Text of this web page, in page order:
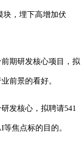
块，埋下高增加伏
期研发核心项目，拟
前景的看好。
发核心，拟聘请541
焦点标的目的。